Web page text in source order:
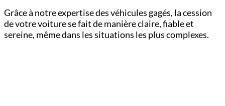
Grâce à notre expertise des véhicules gagés, la cession
de votre voiture se fait de manière claire, fiable et
sereine, même dans les situations les plus complexes.